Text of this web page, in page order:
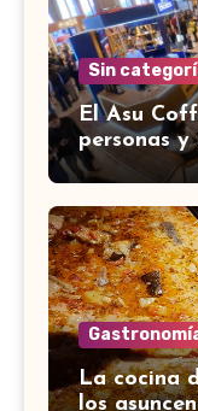
Sin
El Asu
personas y
La cocina
los